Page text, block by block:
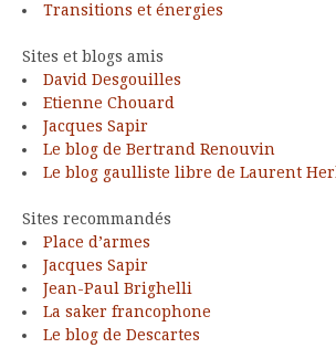
Transitions et énergies
Sites et blogs amis
David Desgouilles
Etienne Chouard
Jacques Sapir
Le blog de Bertrand Renouvin
Le blog gaulliste libre de Laurent
Sites recommandés
Place d’armes
Jacques Sapir
Jean-Paul Brighelli
La saker francophone
Le blog de Descartes